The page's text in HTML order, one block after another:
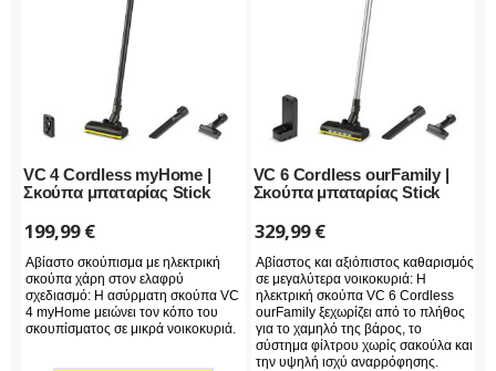
VC 4 Cordless myHome |
Σκούπα μπαταρίας Stick
199,99€
Αβίαστο σκούπισμα με ηλεκτρική
σκούπα χάρη στον ελαφρύ
σχεδιασμό: Η ασύρματη σκούπα VC
4 myHome μειώνει τον κόπο του
σκουπίσματος σε μικρά νοικοκυριά.
VC 6 Cordless ourFamily |
Σκούπα μπαταρίας Stick
329,99€
Αβίαστος και αξιόπιστος καθαρισμός
σε μεγαλύτερα νοικοκυριά: Η
ηλεκτρική σκούπα VC 6 Cordless
ourFamily ξεχωρίζει από το πλήθος
για το χαμηλό της βάρος, το
σύστημα φίλτρου χωρίς σακούλα και
την υψηλή ισχύ αναρρόφησης.